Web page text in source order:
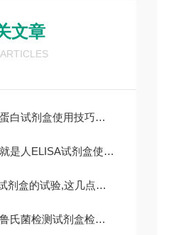
文章
试剂盒使用技巧和要求
ELISA试剂盒使用时需要遵守的规范
试验,这几点非常重要,且不可漫不经心
测试剂盒检测时，需要遵循以下步骤